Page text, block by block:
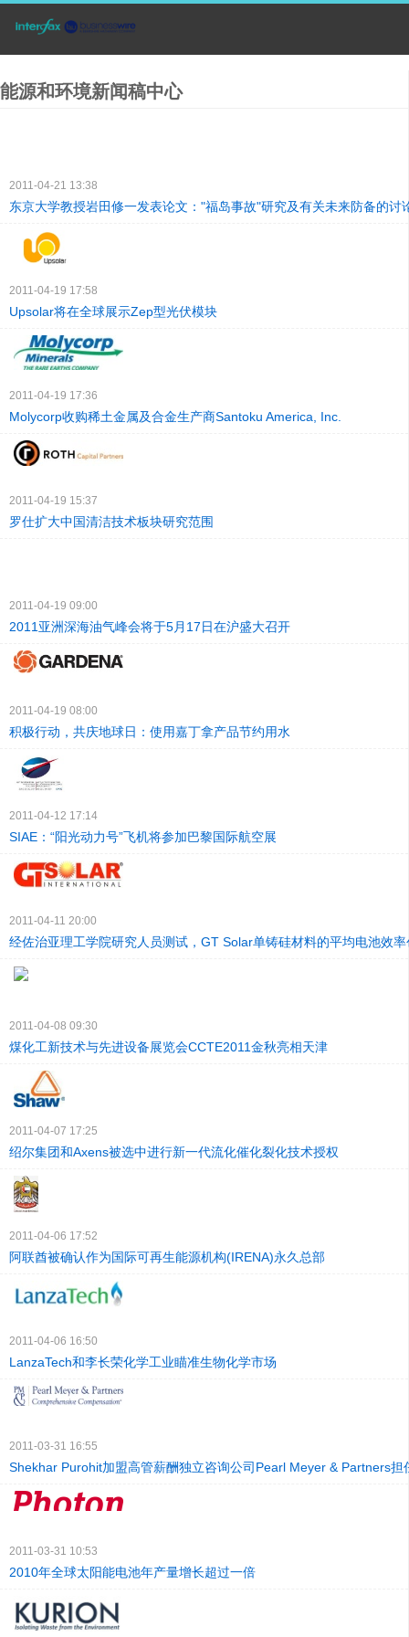
能源和环境新闻稿中心
2011-04-21 13:38
东京大学教授岩田修一发表论文："福岛事故"研究及有关未来防备的讨
2011-04-19 17:58
Upsolar将在全球展示Zep型光伏模块
2011-04-19 17:36
Molycorp收购稀土金属及合金生产商Santoku America, Inc.
2011-04-19 15:37
罗仕扩大中国清洁技术板块研究范围
2011-04-19 09:00
2011亚洲深海油气峰会将于5月17日在沪盛大召开
2011-04-19 08:00
积极行动，共庆地球日：使用嘉丁拿产品节约用水
2011-04-12 17:14
SIAE：“阳光动力号”飞机将参加巴黎国际航空展
2011-04-11 20:00
经佐治亚理工学院研究人员测试，GT Solar单铸硅材料的平均电池效
2011-04-08 09:30
煤化工新技术与先进设备展览会CCTE2011金秋亮相天津
2011-04-07 17:25
绍尔集团和Axens被选中进行新一代流化催化裂化技术授权
2011-04-06 17:52
阿联酋被确认作为国际可再生能源机构(IRENA)永久总部
2011-04-06 16:50
LanzaTech和李长荣化学工业瞄准生物化学市场
2011-03-31 16:55
Shekhar Purohit加盟高管薪酬独立咨询公司Pearl Meyer & Partners担
2011-03-31 10:53
2010年全球太阳能电池年产量增长超过一倍